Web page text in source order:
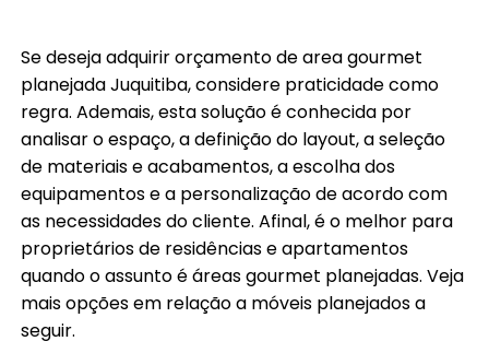
Se deseja adquirir orçamento de area gourmet
planejada Juquitiba, considere praticidade como
regra. Ademais, esta solução é conhecida por
analisar o espaço, a definição do layout, a seleção
de materiais e acabamentos, a escolha dos
equipamentos e a personalização de acordo com
as necessidades do cliente. Afinal, é o melhor para
proprietários de residências e apartamentos
quando o assunto é áreas gourmet planejadas. Veja
mais opções em relação a móveis planejados a
seguir.